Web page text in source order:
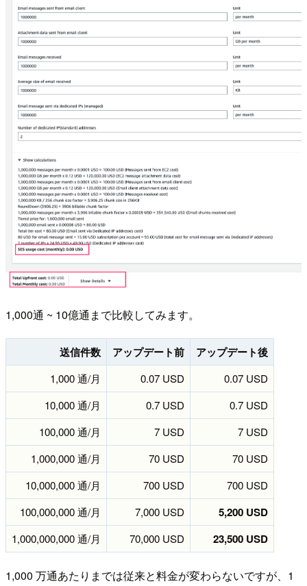
1,000通 ~ 10億通まで比較してみます。
送信件数 アップデート前 アップデート後
1,000 通/月 0.07 USD
0.07 USD
10,000 通/月
0.7 USD
0.7 USD
100,000 通/月
7 USD
7 USD
1,000,000 通/月
70 USD
70 USD
10,000,000 通/月
700 USD
700 USD
100,000,000 通/月
7,000 USD 5,200 USD
1,000,000,000 通/月 70,000 USD 23,500 USD
1,000 万通あたりまでは従来と料金が変わらないですが、1